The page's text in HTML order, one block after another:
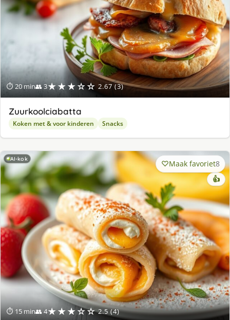
⏱ 20 min👥 3★★★☆☆ 2.67 (3)
Zuurkoolciabatta
Koken met & voor kinderen Snacks
AI-kok
⏱ 15 min👥 4★★★☆☆ 2.5 (4)
Maak favoriet8
👍